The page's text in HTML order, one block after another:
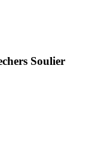
Soulier